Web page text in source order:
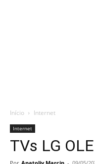
Início Internet
Internet
TVs LG